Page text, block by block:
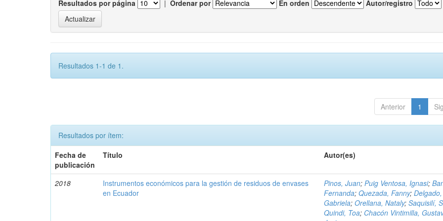
Resultados por página | Ordenar por En orden Autor/registro
Resultados 1-1 de 1.
Anterior 1
Resultados por ítem:
Fecha de
publicación
Título Autor(es)
2018
Instrumentos económicos para la gestión de residuos de envases
en Ecuador
Pinos, Juan;Puig Ventosa, Ignasi;
Fernanda;Quezada, Fanny;Delgado,
Gabriela;Orellana, Nataly;Saquisilí,
Quindi, Toa; Chacón Vintimilla,